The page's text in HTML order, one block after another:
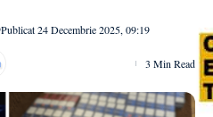
Publicat 24 Decembrie 2025, 09:19
3 Min Read